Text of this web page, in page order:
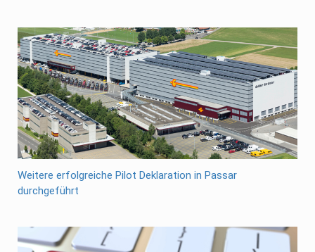
Weitere erfolgreiche Pilot Deklaration in Passar
durchgeführt